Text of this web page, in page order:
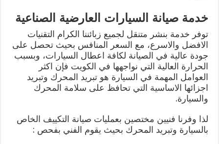
خدمة صيانة السيارات العارضية الصناعية
توفر خدمة بنشر متنقل لجميع زبائننا الكرام التقنيات
الافضل والاسرع، مع السعر المنافس بحيث تحصل على
جودة عالية في الصيانة لكافة اعطال السيارات، وبسبب
الحرارة العالية التي نواجهها في الكويت فإن اكثر
العوامل المهمة في السيارة هو تبريد المحرك وتبريد
اجزائها الاساسية التي تحافظ على سلامة المحرك
والسيارة.
لذا وفرنا فنيين مختصين بعمليات صيانة التكييف الخاص
بالسيارة وتبريد المحرك بحيث يقوم الفني بفحص :